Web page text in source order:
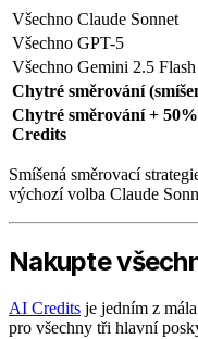
Všechno Claude Sonnet
Všechno GPT-5
Všechno Gemini 2.5 Flash
Chytré směrování
Chytré směrování +
Credits
Smíšená směrovací
výchozí volba Claude
Nakupte
AI Credits je jedním z
pro všechny tři hlavní